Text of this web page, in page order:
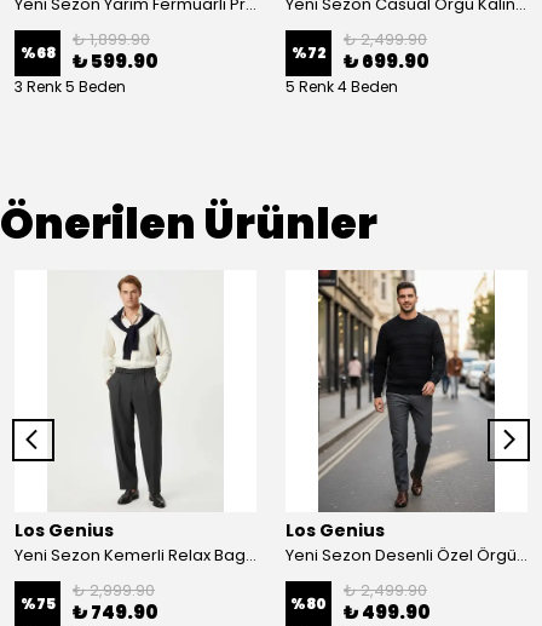
%68
₺ 1,899.90
₺ 599.90
3 Renk 5 Beden
%72
₺ 2,499.90
₺ 699.90
5 Renk 4 Beden
Önerilen Ürünler
Los Genius
Yeni Sezon Kemerli Relax Baggy Kumaş Pantalon
%75
₺ 2,999.90
₺ 749.90
Los Genius
Yeni Sezon Desenli Özel Örgü Detaylı Yün Kazak
%80
₺ 2,499.90
₺ 499.90